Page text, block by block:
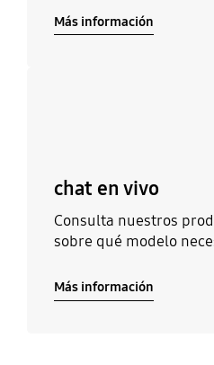
Más información
chat en vivo
Consulta nuestros
sobre qué modelo
Más información